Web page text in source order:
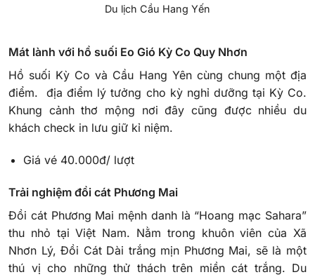
Du lịch Cầu Hang Yến
Mát lành với hồ suối Eo Gió Kỳ Co Quy Nhơn
Hồ suối Kỳ Co và Cầu Hang Yên cùng chung một địa
điểm. địa điểm lý tưởng cho kỳ nghỉ dưỡng tại Kỳ Co.
Khung cảnh thơ mộng nơi đây cũng được nhiều du
khách check in lưu giữ kỉ niệm.
Giá vé 40.000đ/ lượt
Trải nghiệm đồi cát Phương Mai
Đồi cát Phương Mai mệnh danh là “Hoang mạc Sahara”
thu nhỏ tại Việt Nam. Nằm trong khuôn viên của Xã
Nhơn Lý, Đồi Cát Dài trắng mịn Phương Mai, sẽ là một
thú vị cho những thử thách trên miền cát trắng. Du